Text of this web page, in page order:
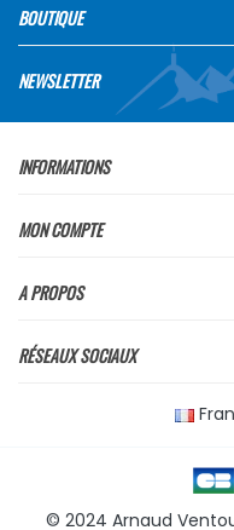
BOUTIQUE
NEWSLETTER
INFORMATIONS
MON COMPTE
A PROPOS
RÉSEAUX SOCIAUX
© 2024 Arnaud